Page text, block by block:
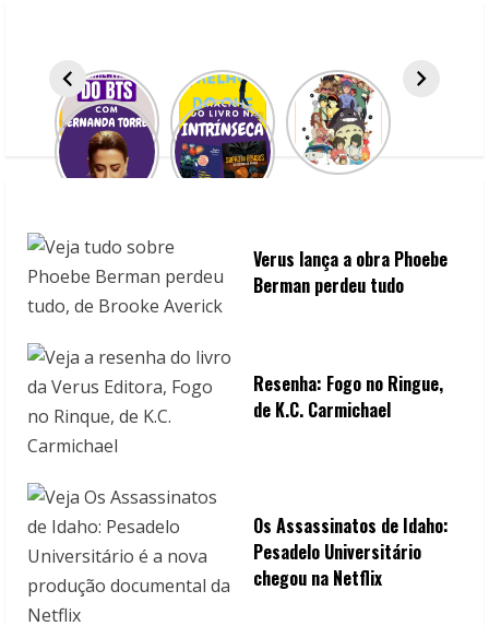
n
g
Verus lança a obra Phoebe
Berman perdeu tudo
Resenha: Fogo no Ringue,
de K.C. Carmichael
Os Assassinatos de Idaho:
Pesadelo Universitário
chegou na Netflix